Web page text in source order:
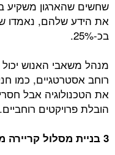
שחשים שהארגון משקיע
את הידע שלהם, נאמדו
בכ-25%.
מנהל משאבי האנוש
רוחב אסטרטגיים, כמו
את הטכנולוגיה אבל
הובלת פרויקטים רוחביים.
3 בניית מסלול קריירה מבוסס מיומנויות: